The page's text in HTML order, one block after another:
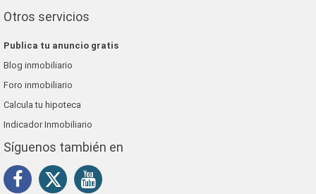
Otros servicios
Publica tu anuncio gratis
Blog inmobiliario
Foro inmobiliario
Calcula tu hipoteca
Indicador Inmobiliario
Síguenos también en